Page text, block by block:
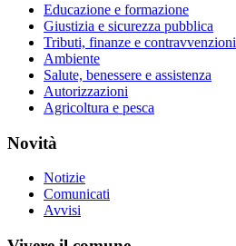
Educazione e formazione
Giustizia e sicurezza pubblica
Tributi, finanze e contravvenzioni
Ambiente
Salute, benessere e assistenza
Autorizzazioni
Agricoltura e pesca
Novità
Notizie
Comunicati
Avvisi